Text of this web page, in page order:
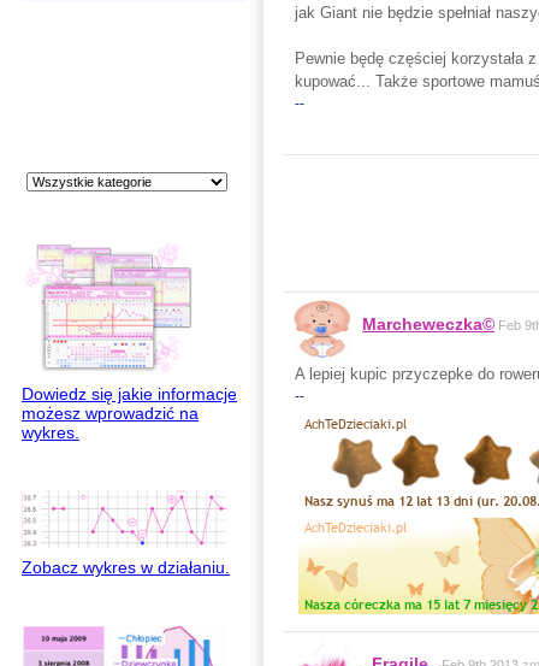
Dowiedz się jakie informacje
możesz wprowadzić na
wykres.
Zobacz wykres w działaniu.
jak Giant nie będzie spełniał
Pewnie będę częściej korzystała
kupować... Także sportowe
--
Marcheweczka© Feb
A lepiej kupic przyczepke do
--